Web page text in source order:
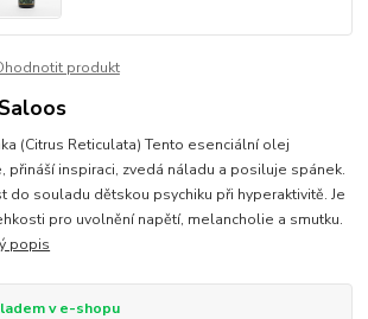
produkt
(Citrus Reticulata) Tento esenciální olej
přináší inspiraci, zvedá náladu a posiluje spánek.
do souladu dětskou psychiku při hyperaktivitě. Je
pro uvolnění napětí, melancholie a smutku.
popis
v e-shopu